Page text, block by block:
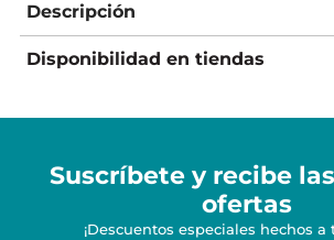
Descripción
Disponibilidad en tiendas
Suscríbete y recibe
ofertas
¡Descuentos especiales hechos